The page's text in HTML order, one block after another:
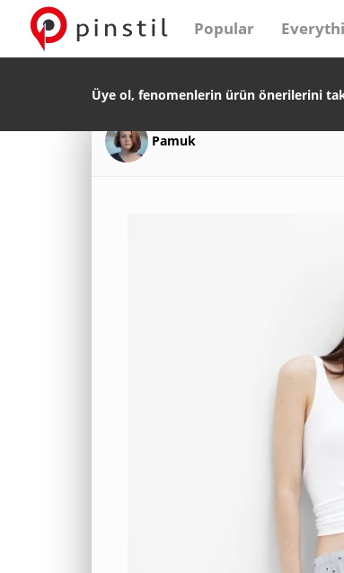
Popular
Üye ol, fenomenlerin ürün önerilerini
Pamuk